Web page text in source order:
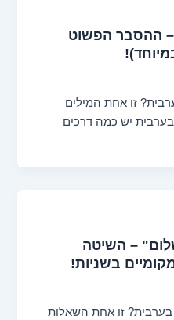
– ההסבר הפשוט
זו אחת המילים
יש כמה דרכים
– השיטה
בשניות!
זו אחת השאלות